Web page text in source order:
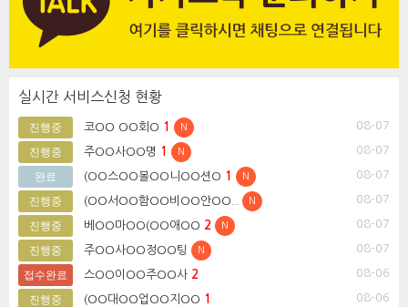
실시간 서비스신청 현황
08-07
진행중 코OO OO회O 1 N
08-07
진행중 주OO사OO명 1 N
08-07
완료 (OO스OO볼OO니OO션O 1 N
08-07
진행중 (OO서OO함OO비OO안OO.. N
08-07
진행중 베OO마OO(OO애OO 2 N
08-07
진행중 주OO사OO정OO팅 N
08-06
접수완료 스OO이OO주OO사 2
08-06
진행중 (OO대OO업OO지OO 1